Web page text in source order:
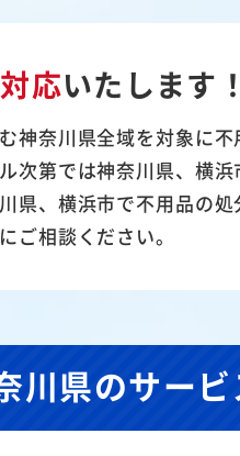
応いたします！
神奈川県全域を対象に不
次第では神奈川県、横浜
県、横浜市で不用品の処
ご相談ください。
川県のサー